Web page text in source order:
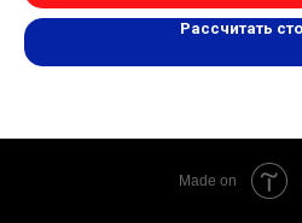
Рассчитать
Made on